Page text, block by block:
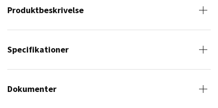
Produktbeskrivelse
Specifikationer
Dokumenter